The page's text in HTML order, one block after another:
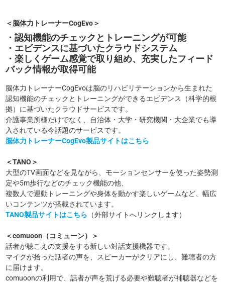
＜脳体力トレーナーCogEvo＞
・認知機能のチェックとトレーニングが可能
・エビデンスに基づいたクラウドシステム
・楽しくゲーム感覚で取り組め、 充実したフィード
バック情報が取得可能
脳体力トレーナーCogEvoは脳のリハビリテーションから生まれた
認知機能のチェックとトレーニングができるエビデンス（科学的根
拠）に基づいたクラウドサービスです。
介護事業所様だけでなく、自治体・大学・研究機関・大企業でも導
入されている今話題のサービスです。
脳体力トレーナーCogEvo製品サイトはこちら
＜TANO＞
大型のTV画面などを見ながら、モーションセンサーを使った姿勢測
定や5m歩行などのチェック機能の他、
複数人で運動トレーニングや身体を動かす楽しいゲームなど、幅広
いコンテンツが搭載されています。
TANO製品サイトはこちら （外部サイトへリンクします）
＜comuoon（コミューン）＞
話者が聴こえの支援をする新しい対話支援機器です。
マイクが拾った話者の声を、スピーカーがクリアにし、難聴者の方
に届けます。
comuoonの利用で、話者が声を荒げる必要や難聴者が補聴器などを